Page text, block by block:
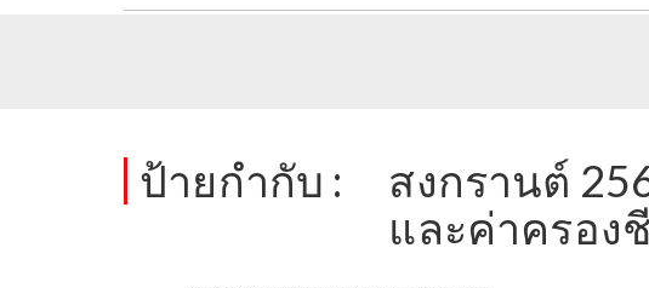
ป้ายกำกับ :
สงกรานต์
และค่าครอง